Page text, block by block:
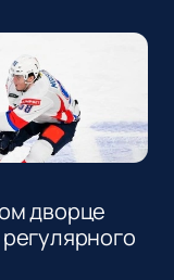
дворце